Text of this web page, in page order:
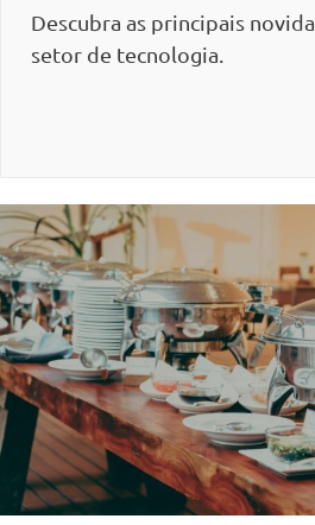
Descubra as principais
setor de tecnologia.